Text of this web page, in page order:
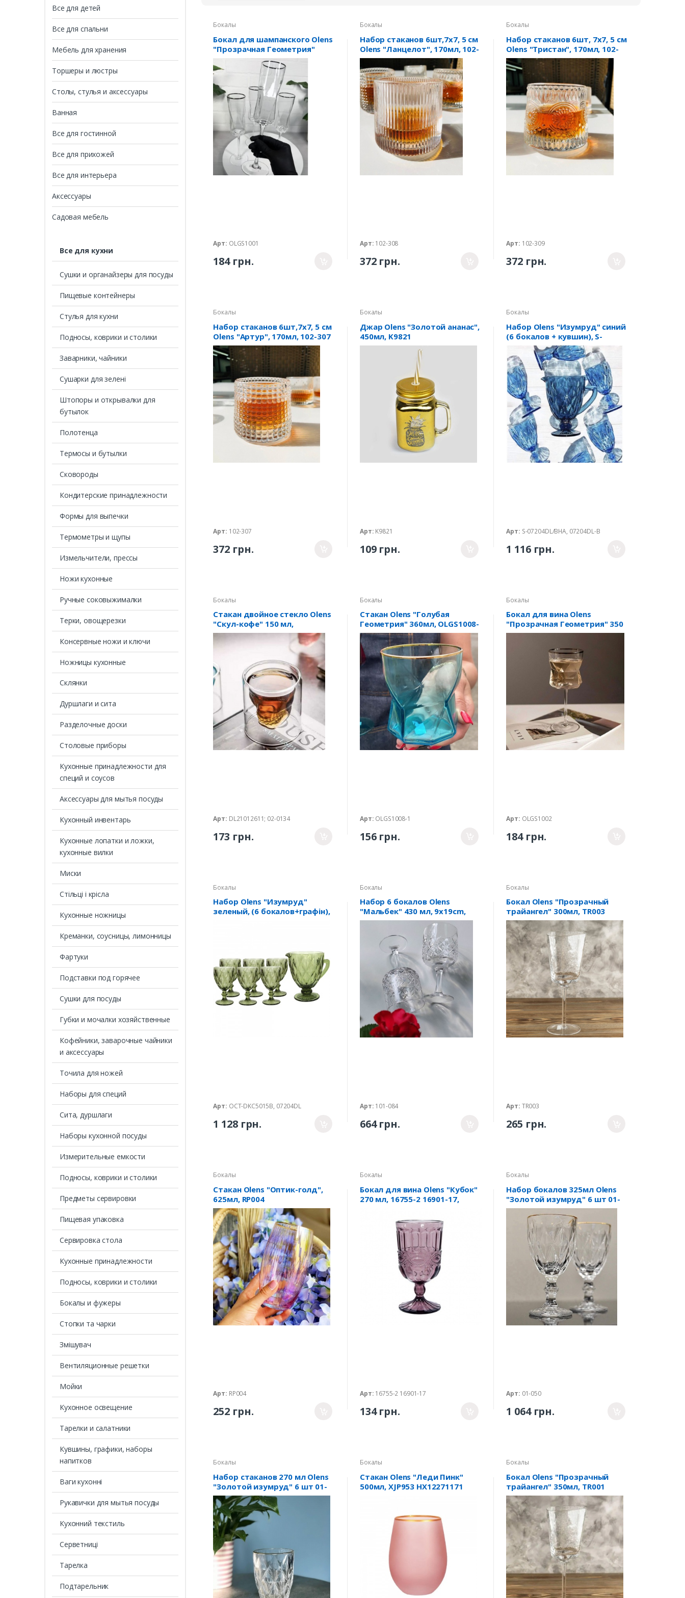
Бокалы
Бокал для шампанского Olens
"Прозрачная Геометрия"
200мл, OLGS1001
Арт: OLGS1001
184 грн.
Бокалы
Набор стаканов 6шт,7х7, 5 см
Olens "Ланцелот", 170мл, 102-
308 (стакан-волчок)
Арт: 102-308
372 грн.
Бокалы
Набор стаканов 6шт, 7х7, 5 см
Olens "Тристан", 170мл, 102-
309 (стакан-волчок)
Арт: 102-309
372 грн.
Бокалы
Набор стаканов 6шт,7х7, 5 см
Olens "Артур", 170мл, 102-307
(стакан-волчок)
Арт: 102-307
372 грн.
Бокалы
Джар Olens "Золотой ананас",
450мл, K9821
Арт: K9821
109 грн.
Бокалы
Набор Olens "Изумруд" синий
(6 бокалов + кувшин), S-
07204DL / BHA, 07204DL-B
Арт: S-07204DL/BHA, 07204DL-B
1 116 грн.
Бокалы
Стакан двойное стекло Olens
"Скул-кофе" 150 мл,
DL21012611; 02-0134
Арт: DL21012611; 02-0134
173 грн.
Бокалы
Стакан Olens "Голубая
Геометрия" 360мл, OLGS1008-
1
Арт: OLGS1008-1
156 грн.
Бокалы
Бокал для вина Olens
"Прозрачная Геометрия" 350
мл OLGS1002
Арт: OLGS1002
184 грн.
Бокалы
Набор Olens "Изумруд"
зеленый, (6 бокалов+графін),
Арт: OCT-DKC5015B, 07204DL
1 128 грн.
Бокалы
Набор 6 бокалов Olens
"Мальбек" 430 мл, 9x19cm,
101-084
Арт: 101-084
664 грн.
Бокалы
Бокал Olens "Прозрачный
трайангел" 300мл, TR003
Арт: TR003
265 грн.
Бокалы
Стакан Olens "Оптик-голд",
625мл, RP004
Арт: RP004
252 грн.
Бокалы
Бокал для вина Olens "Кубок"
270 мл, 16755-2 16901-17,
Арт: 16755-2 16901-17
134 грн.
Бокалы
Набор бокалов 325мл Olens
"Золотой изумруд" 6 шт 01-
050
Арт: 01-050
1 064 грн.
Бокалы
Набор стаканов 270 мл Olens
"Золотой изумруд" 6 шт 01-
055
Бокалы
Стакан Olens "Леди Пинк"
500мл, XJP953 HX12271171
Бокалы
Бокал Olens "Прозрачный
трайангел" 350мл, TR001
Все для детей
Все для спальни
Мебель для хранения
Торшеры и люстры
Столы, стулья и аксессуары
Ванная
Все для гостинной
Все для прихожей
Все для интерьера
Аксессуары
Садовая мебель
Все для кухни
Сушки и органайзеры для посуды
Пищевые контейнеры
Стулья для кухни
Подносы, коврики и столики
Заварники, чайники
Сушарки для зелені
Штопоры и открывалки для
бутылок
Полотенца
Термосы и бутылки
Сковороды
Кондитерские принадлежности
Формы для выпечки
Термометры и щупы
Измельчители, прессы
Ножи кухонные
Ручные соковыжималки
Терки, овощерезки
Консервные ножи и ключи
Ножницы кухонные
Склянки
Дуршлаги и сита
Разделочные доски
Столовые приборы
Кухонные принадлежности для
специй и соусов
Аксессуары для мытья посуды
Кухонный инвентарь
Кухонные лопатки и ложки,
кухонные вилки
Миски
Стільці і крісла
Кухонные ножницы
Креманки, соусницы, лимонницы
Фартуки
Подставки под горячее
Сушки для посуды
Губки и мочалки хозяйственные
Кофейники, заварочные чайники
и аксессуары
Точила для ножей
Наборы для специй
Сита, дуршлаги
Наборы кухонной посуды
Измерительные емкости
Подносы, коврики и столики
Предметы сервировки
Пищевая упаковка
Сервировка стола
Кухонные принадлежности
Подносы, коврики и столики
Бокалы и фужеры
Стопки та чарки
Змішувач
Вентиляционные решетки
Мойки
Кухонное освещение
Тарелки и салатники
Кувшины, графики, наборы
напитков
Ваги кухонні
Рукавички для мытья посуды
Кухонний текстиль
Серветниці
Тарелка
Подтарельник